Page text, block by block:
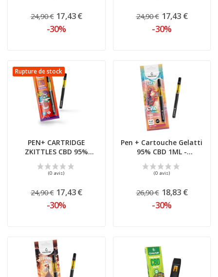
(0 avis)
24,90 € 17,43 €
-30%
24,90 € 17,43 €
-30%
Rupture de stock
PEN+ CARTRIDGE
ZKITTLES CBD 95%
CANAPUFF
24,90 € 17,43 €
-30%
Pen + Cartouche Gelatti
95% CBD 1ML -
Canntropy
26,90 € 18,83 €
-30%